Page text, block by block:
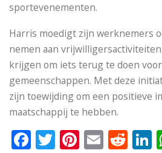
sportevenementen.
Harris moedigt zijn werknemers
nemen aan
krijgen om iets terug te doen
gemeenschappen. Met deze
zijn toewijding om een ​​positieve
maatschappij te hebben.
Facebook
Twitter
Pinterest
Email